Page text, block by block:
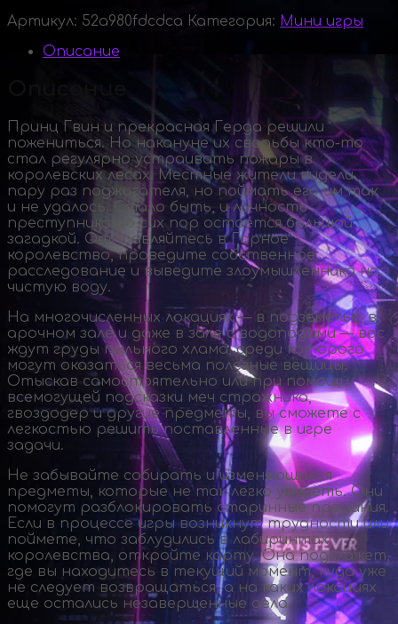
Артикул: 52a980fdcdca Категория: Мини игры
Описание
Принц Гвин и прекрасная Герда решили
пожениться. Но накануне их свадьбы кто-то
стал регулярно устраивать пожары в
королевских лесах. Местные жители видели
пару раз поджигателя, но поймать его им так
и не удалось. Стало быть, и личность
преступника до сих пор остается большой
загадкой. Отправляйтесь в Горное
королевство, проведите собственное
расследование и выведите злоумышленника на
чистую воду.
На многочисленных локациях — в подземелье, в
арочном зале и даже в зале с водопадами — вас
ждут груды пыльного хлама, среди которого
могут оказаться весьма полезные вещицы.
Отыскав самостоятельно или при помощи
всемогущей подсказки меч стражника,
гвоздодер и другие предметы, вы сможете с
легкостью решить поставленные в игре
задачи.
Не забывайте собирать и изменяющиеся
предметы, которые не так легко увидеть. Они
помогут разблокировать старинные предания.
Если в процессе игры возникнут трудности или
поймете, что заблудились в лабиринтах
королевства, откройте карту. Она подскажет,
где вы находитесь в текущий момент, куда уже
не следует возвращаться, а на каких локациях
еще остались незавершенные дела.